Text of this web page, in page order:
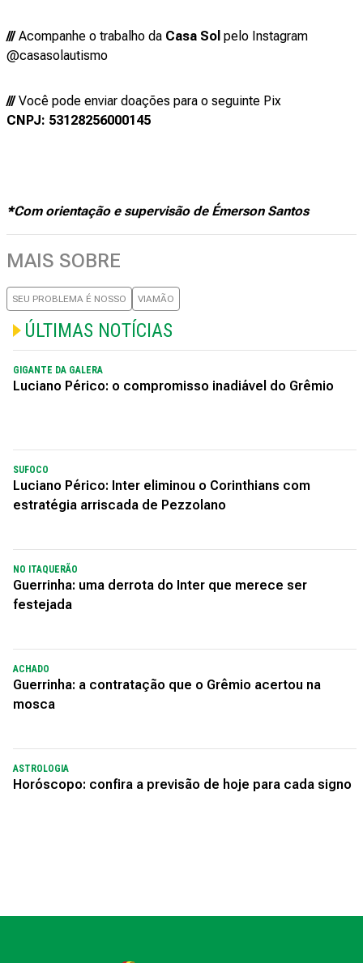
///Acompanhe o trabalho da Casa Sol pelo Instagram
@casasolautismo
///Você pode enviar doações para o seguinte Pix
CNPJ: 53128256000145
*Com orientação e supervisão de Émerson Santos
MAIS SOBRE
SEU PROBLEMA É NOSSO VIAMÃO
ÚLTIMAS NOTÍCIAS
GIGANTE DA GALERA
Luciano Périco: o compromisso inadiável do Grêmio
SUFOCO
Luciano Périco: Inter eliminou o Corinthians com
estratégia arriscada de Pezzolano
NO ITAQUERÃO
Guerrinha: uma derrota do Inter que merece ser
festejada
ACHADO
Guerrinha: a contratação que o Grêmio acertou na
mosca
ASTROLOGIA
Horóscopo: confira a previsão de hoje para cada signo